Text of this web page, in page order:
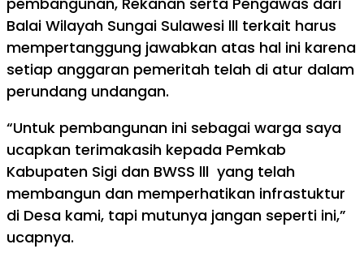
Balai Wilayah Sungai Sulawesi lll terkait harus
mempertanggung jawabkan atas hal ini karena
setiap anggaran pemeritah telah di atur dalam
perundang undangan.
“Untuk pembangunan ini sebagai warga saya
ucapkan terimakasih kepada Pemkab
Kabupaten Sigi dan BWSS lll yang telah
membangun dan memperhatikan infrastuktur
di Desa kami, tapi mutunya jangan seperti ini,”
ucapnya.